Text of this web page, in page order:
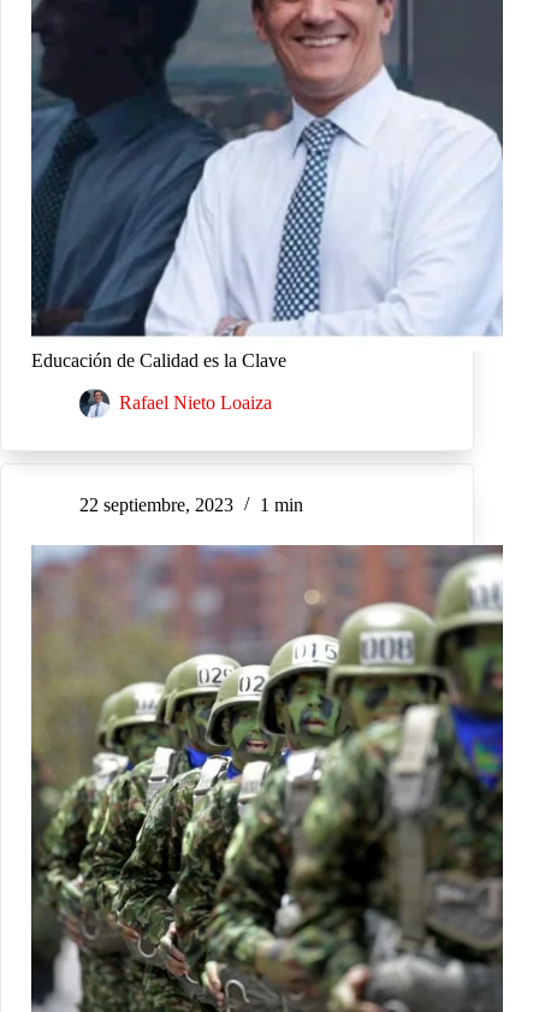
Educación de Calidad es la Clave
Rafael Nieto Loaiza
22 septiembre, 2023 1 min